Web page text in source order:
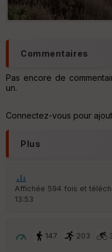
Commentaires
Pas encore de
un.
Connectez-vous pour
Plus
Affichée 594 fois et
13:53
147 203